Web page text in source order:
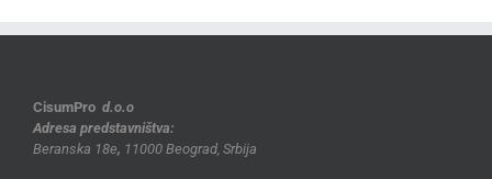
CisumPro d.o.o
Adresa predstavništva:
Beranska 18e, 11000 Beograd, Srbija